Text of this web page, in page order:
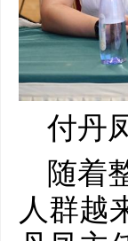
付丹
随着
人群越